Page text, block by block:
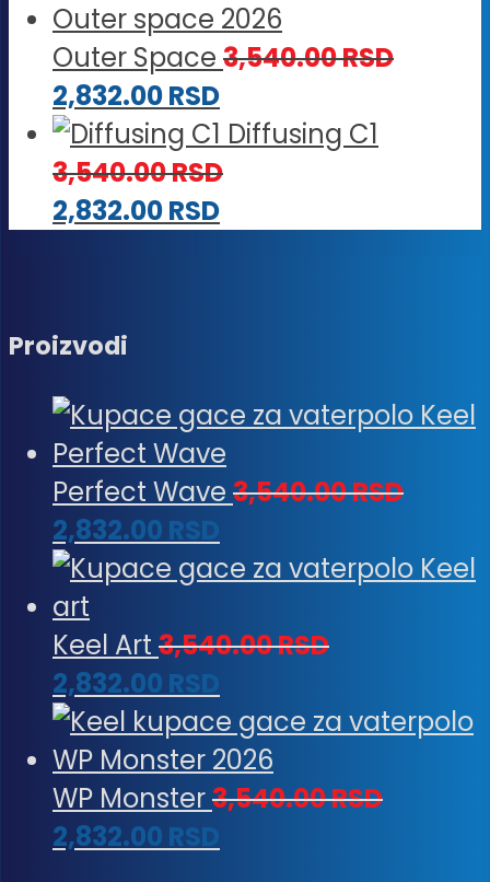
Outer Space 3,540.00RSD
2,832.00RSD
Diffusing C1
3,540.00RSD
2,832.00RSD
Proizvodi
Perfect Wave 3,540.00RSD
2,832.00 RSD
Keel Art 3,540.00RSD
2,832.00 RSD
WP Monster3,540.00RSD
2,832.00 RSD